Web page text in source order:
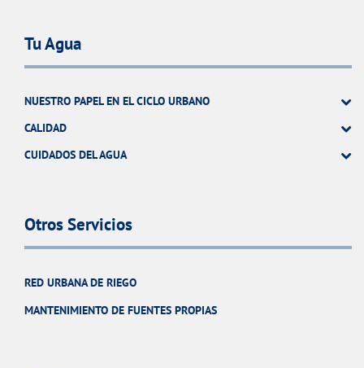
Tu Agua
NUESTRO PAPEL EN EL CICLO URBANO
CALIDAD
CUIDADOS DEL AGUA
Otros Servicios
RED URBANA DE RIEGO
MANTENIMIENTO DE FUENTES PROPIAS